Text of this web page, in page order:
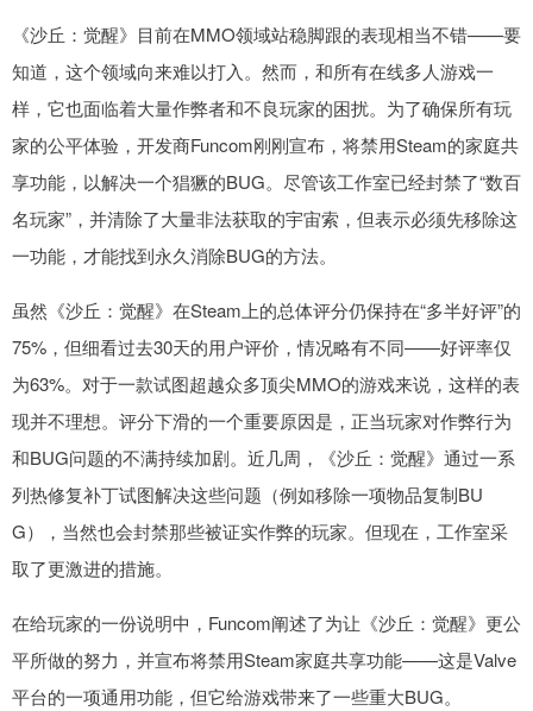
《沙丘：觉醒》目前在MMO领域站稳脚跟的表现相当不错——要
知道，这个领域向来难以打入。然而，和所有在线多人游戏一
样，它也面临着大量作弊者和不良玩家的困扰。为了确保所有玩
家的公平体验，开发商Funcom刚刚宣布，将禁用Steam的家庭共
享功能，以解决一个猖獗的BUG。尽管该工作室已经封禁了“数百
名玩家”，并清除了大量非法获取的宇宙索，但表示必须先移除这
一功能，才能找到永久消除BUG的方法。
虽然《沙丘：觉醒》在Steam上的总体评分仍保持在“多半好评”的
75%，但细看过去30天的用户评价，情况略有不同——好评率仅
为63%。对于一款试图超越众多顶尖MMO的游戏来说，这样的表
现并不理想。评分下滑的一个重要原因是，正当玩家对作弊行为
和BUG问题的不满持续加剧。近几周，《沙丘：觉醒》通过一系
列热修复补丁试图解决这些问题（例如移除一项物品复制BU
G），当然也会封禁那些被证实作弊的玩家。但现在，工作室采
取了更激进的措施。
在给玩家的一份说明中，Funcom阐述了为让《沙丘：觉醒》更公
平所做的努力，并宣布将禁用Steam家庭共享功能——这是Valve
平台的一项通用功能，但它给游戏带来了一些重大BUG。